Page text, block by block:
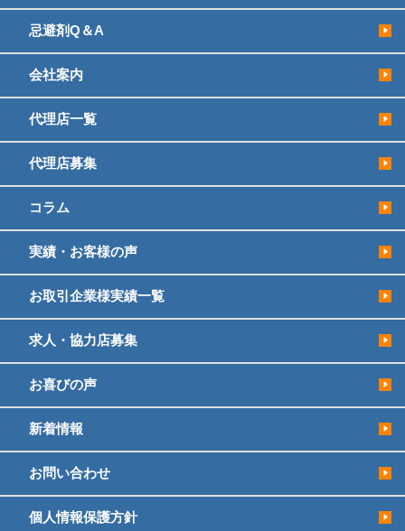
忌避剤Q＆A
会社案内
代理店一覧
代理店募集
コラム
実績・お客様の声
お取引企業様実績一覧
求人・協力店募集
お喜びの声
新着情報
お問い合わせ
個人情報保護方針